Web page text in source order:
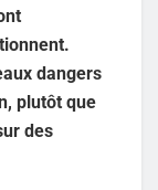
dangers
plutôt que
des